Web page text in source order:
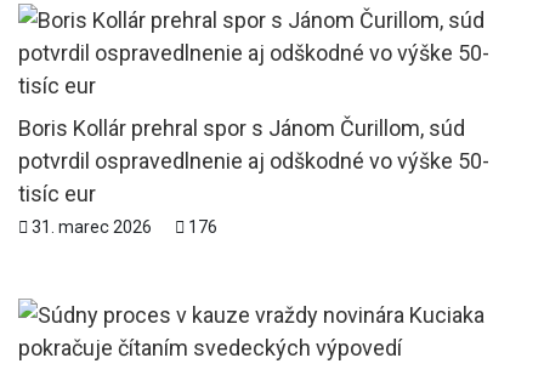
Boris Kollár prehral spor s Jánom Čurillom, súd
potvrdil ospravedlnenie aj odškodné vo výške 50-
tisíc eur
31. marec 2026 176